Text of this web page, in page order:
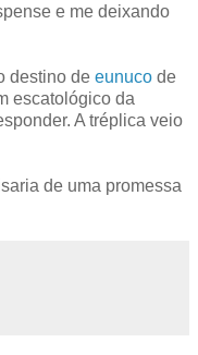
e me deixando
destino de eunuco de
escatológico da
A tréplica veio
de uma promessa